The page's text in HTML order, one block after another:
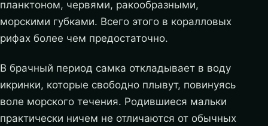
планктоном, червями, ракообразными,
морскими губками. Всего этого в коралловых
рифах более чем предостаточно.
В брачный период самка откладывает в воду
икринки, которые свободно плывут, повинуясь
воле морского течения. Родившиеся мальки
практически ничем не отличаются от обычных